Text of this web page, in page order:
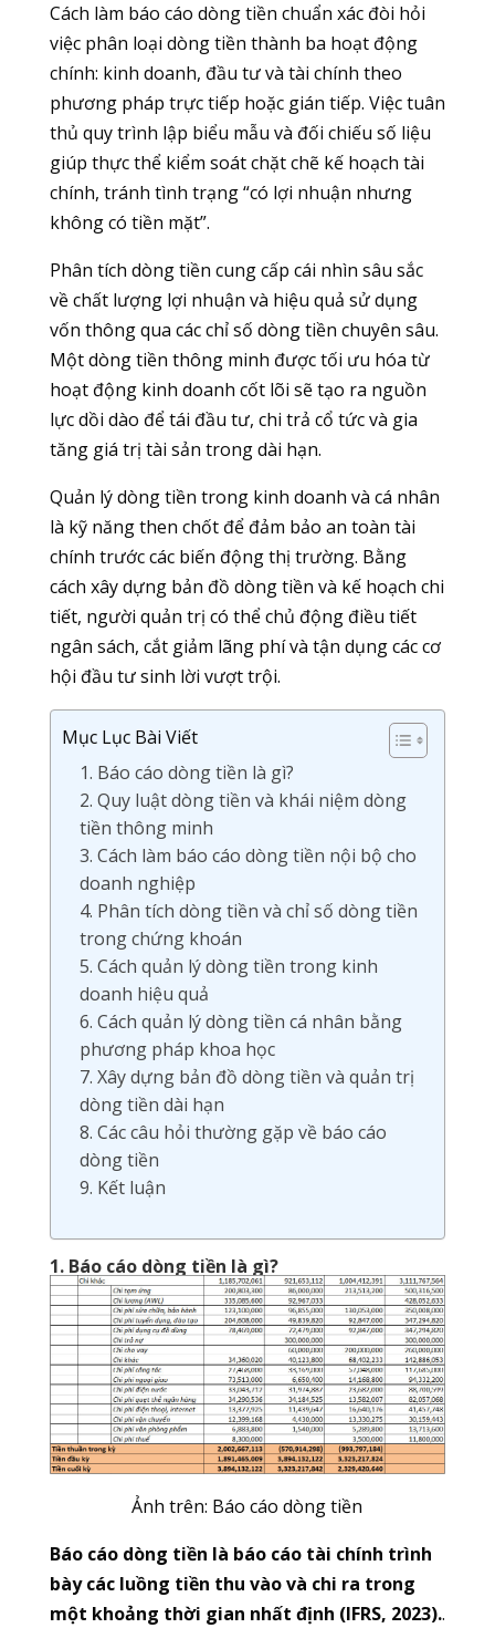
Cách làm báo cáo dòng tiền chuẩn xác đòi hỏi
việc phân loại dòng tiền thành ba hoạt động
chính: kinh doanh, đầu tư và tài chính theo
phương pháp trực tiếp hoặc gián tiếp. Việc tuân
thủ quy trình lập biểu mẫu và đối chiếu số liệu
giúp thực thể kiểm soát chặt chẽ kế hoạch tài
chính, tránh tình trạng “có lợi nhuận nhưng
không có tiền mặt”.
Phân tích dòng tiền cung cấp cái nhìn sâu sắc
về chất lượng lợi nhuận và hiệu quả sử dụng
vốn thông qua các chỉ số dòng tiền chuyên sâu.
Một dòng tiền thông minh được tối ưu hóa từ
hoạt động kinh doanh cốt lõi sẽ tạo ra nguồn
lực dồi dào để tái đầu tư, chi trả cổ tức và gia
tăng giá trị tài sản trong dài hạn.
Quản lý dòng tiền trong kinh doanh và cá nhân
là kỹ năng then chốt để đảm bảo an toàn tài
chính trước các biến động thị trường. Bằng
cách xây dựng bản đồ dòng tiền và kế hoạch chi
tiết, người quản trị có thể chủ động điều tiết
ngân sách, cắt giảm lãng phí và tận dụng các cơ
hội đầu tư sinh lời vượt trội.
Mục Lục Bài Viết
1. Báo cáo dòng tiền là gì?
2. Quy luật dòng tiền và khái niệm dòng
tiền thông minh
3. Cách làm báo cáo dòng tiền nội bộ cho
doanh nghiệp
4. Phân tích dòng tiền và chỉ số dòng tiền
trong chứng khoán
5. Cách quản lý dòng tiền trong kinh
doanh hiệu quả
6. Cách quản lý dòng tiền cá nhân bằng
phương pháp khoa học
7. Xây dựng bản đồ dòng tiền và quản trị
dòng tiền dài hạn
8. Các câu hỏi thường gặp về báo cáo
dòng tiền
9. Kết luận
1. Báo cáo dòng tiền là gì?
Ảnh trên: Báo cáo dòng tiền
Báo cáo dòng tiền là báo cáo tài chính trình
bày các luồng tiền thu vào và chi ra trong
một khoảng thời gian nhất định (IFRS, 2023)..